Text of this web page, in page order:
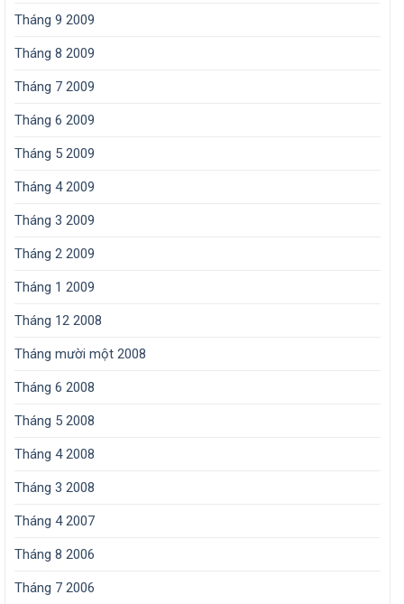
Tháng 9 2009
Tháng 8 2009
Tháng 7 2009
Tháng 6 2009
Tháng 5 2009
Tháng 4 2009
Tháng 3 2009
Tháng 2 2009
Tháng 1 2009
Tháng 12 2008
Tháng mười một 2008
Tháng 6 2008
Tháng 5 2008
Tháng 4 2008
Tháng 3 2008
Tháng 4 2007
Tháng 8 2006
Tháng 7 2006